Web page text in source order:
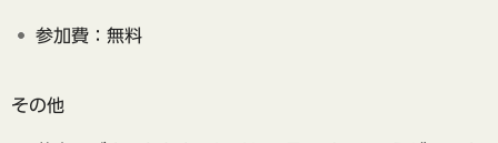
参加費：無料
その他